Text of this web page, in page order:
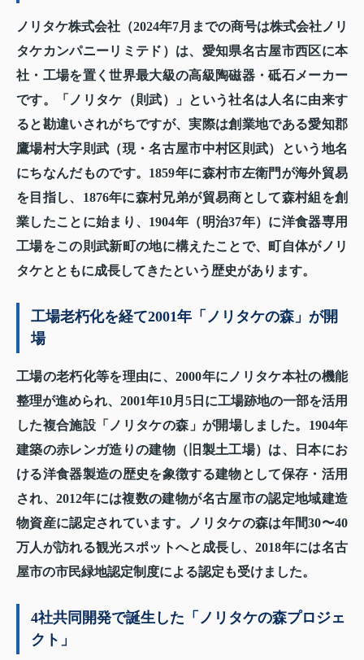
ノリタケ株式会社（2024年7月までの商号は株式会社ノリ
タケカンパニーリミテド）は、愛知県名古屋市西区に本
社・工場を置く世界最大級の高級陶磁器・砥石メーカー
です。「ノリタケ（則武）」という社名は人名に由来す
ると勘違いされがちですが、実際は創業地である愛知郡
鷹場村大字則武（現・名古屋市中村区則武）という地名
にちなんだものです。1859年に森村市左衛門が海外貿易
を目指し、1876年に森村兄弟が貿易商として森村組を創
業したことに始まり、1904年（明治37年）に洋食器専用
工場をこの則武新町の地に構えたことで、町自体がノリ
タケとともに成長してきたという歴史があります。
工場老朽化を経て2001年「ノリタケの森」が開
場
工場の老朽化等を理由に、2000年にノリタケ本社の機能
整理が進められ、2001年10月5日に工場跡地の一部を活用
した複合施設「ノリタケの森」が開場しました。1904年
建築の赤レンガ造りの建物（旧製土工場）は、日本にお
ける洋食器製造の歴史を象徴する建物として保存・活用
され、2012年には複数の建物が名古屋市の認定地域建造
物資産に認定されています。ノリタケの森は年間30〜40
万人が訪れる観光スポットへと成長し、2018年には名古
屋市の市民緑地認定制度による認定も受けました。
4社共同開発で誕生した「ノリタケの森プロジェ
クト」